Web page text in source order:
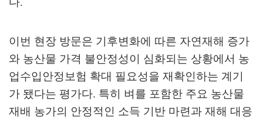
이번 현장 방문은 기후변화에 따른 자연재해 증가
와 농산물 가격 불안정성이 심화되는 상황에서 농
업수입안정보험 확대 필요성을 재확인하는 계기
가 됐다는 평가다. 특히 벼를 포함한 주요 농산물
재배 농가의 안정적인 소득 기반 마련과 재해 대응